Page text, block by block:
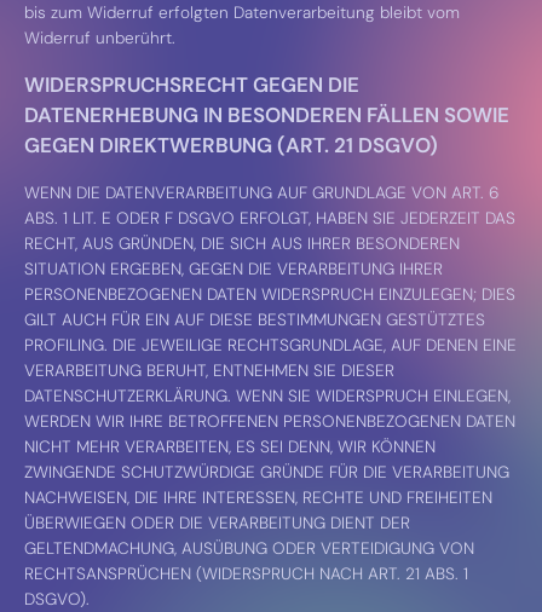
bis zum Widerruf erfolgten Datenverarbeitung bleibt vom
Widerruf unberührt.
WIDERSPRUCHSRECHT GEGEN DIE
DATENERHEBUNG IN BESONDEREN FÄLLEN SOWIE
GEGEN DIREKTWERBUNG (ART. 21 DSGVO)
WENN DIE DATENVERARBEITUNG AUF GRUNDLAGE VON ART. 6
ABS. 1 LIT. E ODER F DSGVO ERFOLGT, HABEN SIE JEDERZEIT DAS
RECHT, AUS GRÜNDEN, DIE SICH AUS IHRER BESONDEREN
SITUATION ERGEBEN, GEGEN DIE VERARBEITUNG IHRER
PERSONENBEZOGENEN DATEN WIDERSPRUCH EINZULEGEN; DIES
GILT AUCH FÜR EIN AUF DIESE BESTIMMUNGEN GESTÜTZTES
PROFILING. DIE JEWEILIGE RECHTSGRUNDLAGE, AUF DENEN EINE
VERARBEITUNG BERUHT, ENTNEHMEN SIE DIESER
DATENSCHUTZERKLÄRUNG. WENN SIE WIDERSPRUCH EINLEGEN,
WERDEN WIR IHRE BETROFFENEN PERSONENBEZOGENEN DATEN
NICHT MEHR VERARBEITEN, ES SEI DENN, WIR KÖNNEN
ZWINGENDE SCHUTZWÜRDIGE GRÜNDE FÜR DIE VERARBEITUNG
NACHWEISEN, DIE IHRE INTERESSEN, RECHTE UND FREIHEITEN
ÜBERWIEGEN ODER DIE VERARBEITUNG DIENT DER
GELTENDMACHUNG, AUSÜBUNG ODER VERTEIDIGUNG VON
RECHTSANSPRÜCHEN (WIDERSPRUCH NACH ART. 21 ABS. 1
DSGVO).